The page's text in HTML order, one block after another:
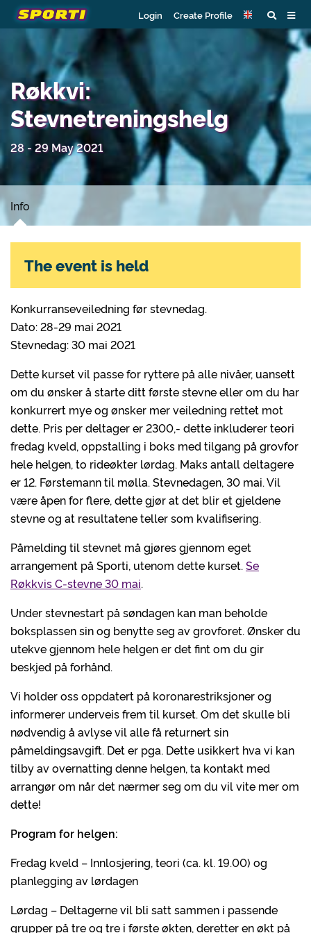
Login Create Profile
Røkkvi:
Stevnetreningshelg
28 - 29 May 2021
Info
Konkurranseveiledning før stevnedag.
Dato: 28-29 mai 2021
Stevnedag: 30 mai 2021
Dette kurset vil passe for ryttere på alle nivåer, uansett
om du ønsker å starte ditt første stevne eller om du har
konkurrert mye og ønsker mer veiledning rettet mot
dette. Pris per deltager er 2300,- dette inkluderer teori
fredag kveld, oppstalling i boks med tilgang på grovfor
hele helgen, to rideøkter lørdag. Maks antall deltagere
er 12. Førstemann til mølla. Stevnedagen, 30 mai. Vil
være åpen for flere, dette gjør at det blir et gjeldene
stevne og at resultatene teller som kvalifisering.
Påmelding til stevnet må gjøres gjennom eget
arrangement på Sporti, utenom dette kurset. Se
Røkkvis C-stevne 30 mai.
Under stevnestart på søndagen kan man beholde
boksplassen sin og benytte seg av grovforet. Ønsker du
utekve gjennom hele helgen er det fint om du gir
beskjed på forhånd.
Vi holder oss oppdatert på koronarestriksjoner og
informerer underveis frem til kurset. Om det skulle bli
nødvendig å avlyse vil alle få returnert sin
påmeldingsavgift. Det er pga. Dette usikkert hva vi kan
tilby av overnatting denne helgen, ta kontakt med
arrangør om når det nærmer seg om du vil vite mer om
dette!
Program for helgen:
Fredag kveld – Innlosjering, teori (ca. kl. 19.00) og
planlegging av lørdagen
Lørdag – Deltagerne vil bli satt sammen i passende
grupper på tre og tre i første økten, deretter en økt på
The event is held